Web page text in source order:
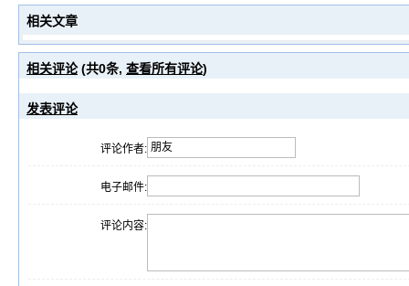
相关文章
相关评论(共0条, 查看所有评论)
发表评论
评论作者:
电子邮件:
评论内容: